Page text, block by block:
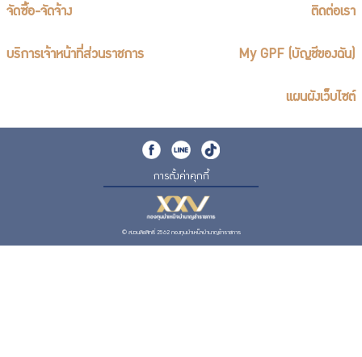
จัดซื้อ-จัดจ้าง ติดต่อเรา
บริการเจ้าหน้าที่ส่วนราชการ My GPF (บัญชีของฉัน)
แผนผังเว็บไซต์
การตั้งค่าคุกกี้
© สงวนลิขสิทธิ์ 2562 กองทุนบำเหน็จบำนาญข้าราชการ